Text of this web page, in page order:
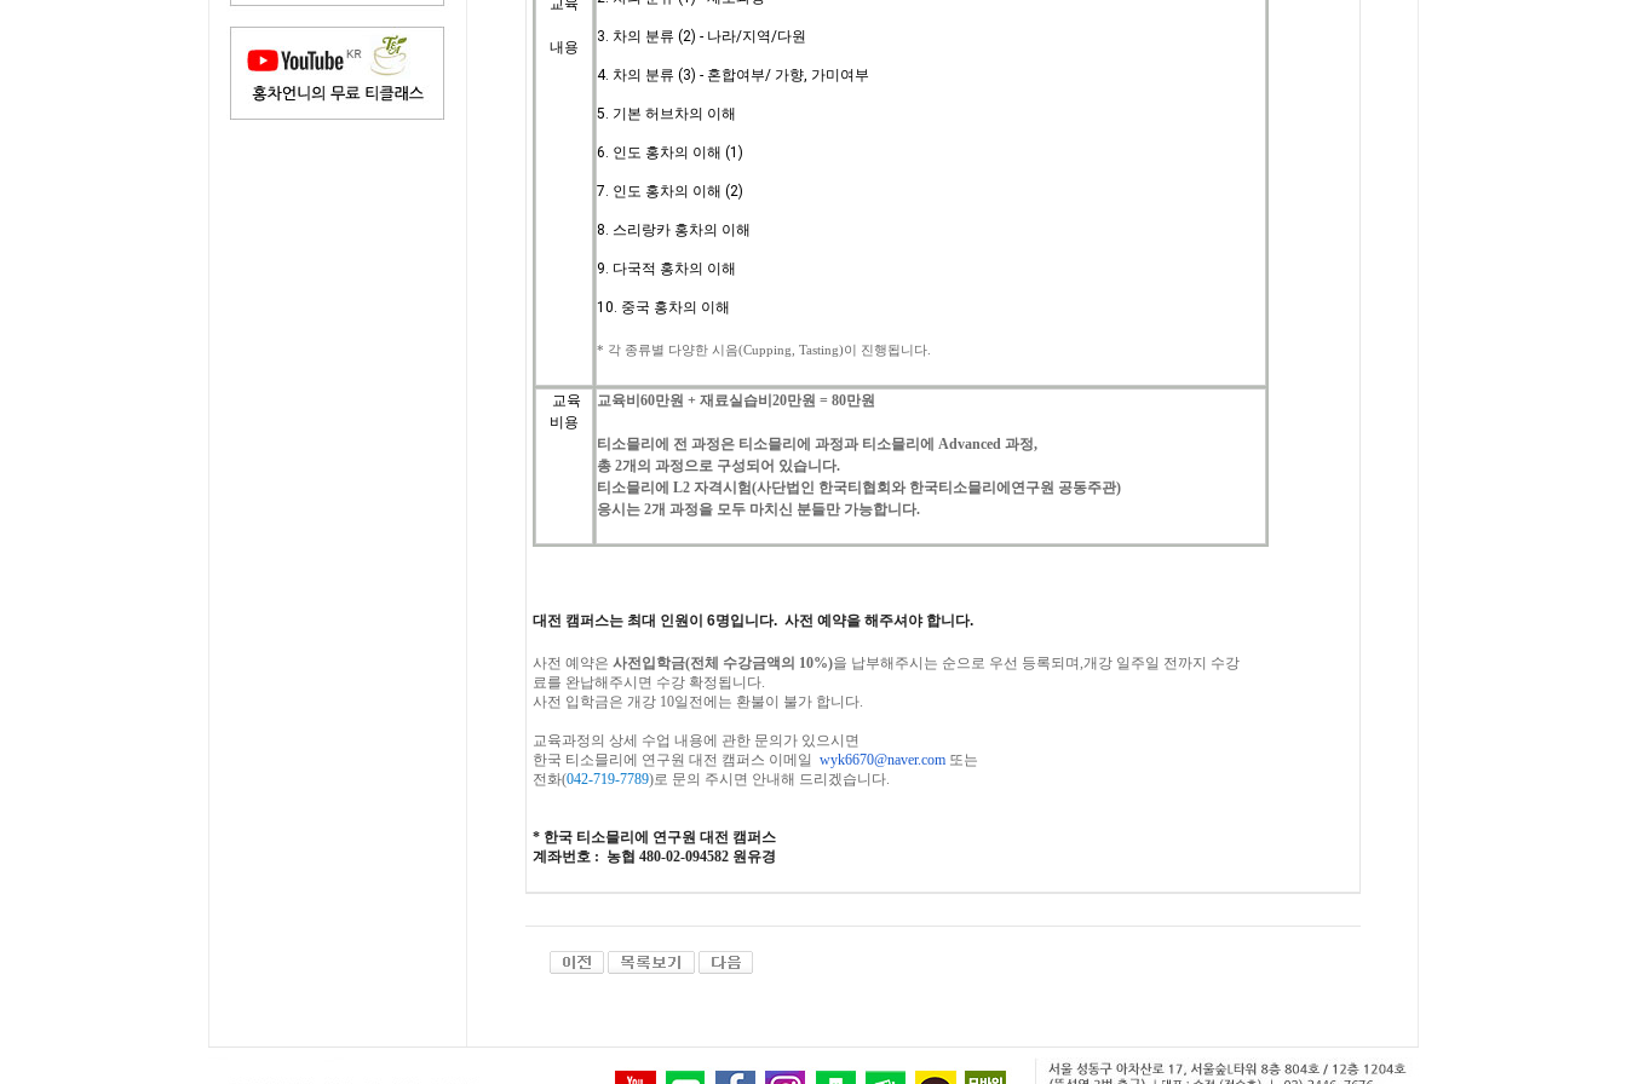
교육
내용
3. 차의 분류 (2) - 나라/지역/다원
4. 차의 분류 (3) - 혼합여부/ 가향, 가미여부
5. 기본 허브차의 이해
6. 인도 홍차의 이해 (1)
7. 인도 홍차의 이해 (2)
8. 스리랑카 홍차의 이해
9. 다국적 홍차의 이해
10. 중국 홍차의 이해
* 각 종류별 다양한 시음(Cupping, Tasting)이 진행됩니다.
교육
비용
교육비60만원 +재료실습비20만원 = 80만원
티소믈리에 전 과정은 티소믈리에 과정과 티소믈리에 Advanced과정,
총 2개의 과정으로 구성되어 있습니다.
티소믈리에 L2 자격시험(사단법인 한국티협회와 한국티소믈리에연구원 공동주관)
응시는 2개 과정을 모두 마치신 분들만 가능합니다.
대전 캠퍼스는 최대 인원이 6명입니다. 사전 예약을 해주셔야 합니다.
사전 예약은 사전입학금(전체 수강금액의 10%)을 납부해주시는 순으로 우선 등록되며,개강 일주일 전까지 수강
료를 완납해주시면 수강 확정됩니다.
사전 입학금은 개강 10일전에는 환불이 불가 합니다.
교육과정의 상세 수업 내용에 관한 문의가 있으시면
한국 티소믈리에 연구원 대전 캠퍼스 이메일 wyk6670@naver.com 또는
전화(042-719-7789)로 문의 주시면 안내해 드리겠습니다.
* 한국 티소믈리에 연구원 대전 캠퍼스
계좌번호 : 농협 480-02-094582 원유경